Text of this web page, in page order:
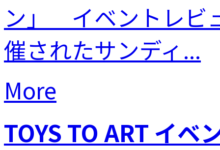
ン」 イベントレビ
催されたサンディ...
More
TOYS TO ART イ